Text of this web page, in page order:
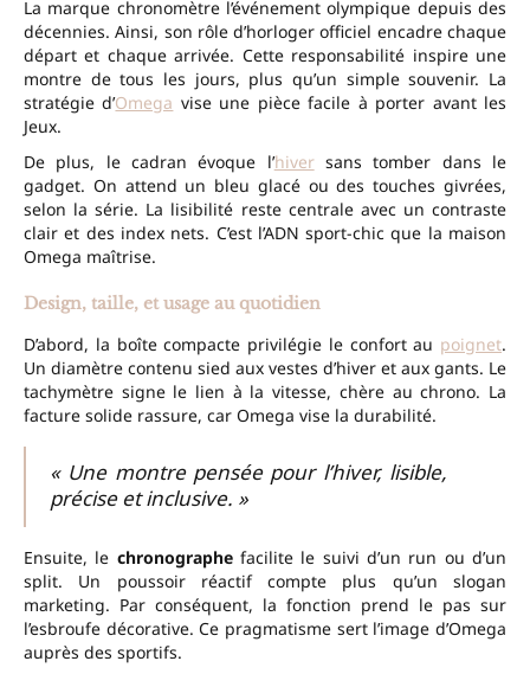
La marque chronomètre l’événement olympique depuis des
décennies. Ainsi, son rôle d’horloger officiel encadre chaque
départ et chaque arrivée. Cette responsabilité inspire une
montre de tous les jours, plus qu’un simple souvenir. La
stratégie d’Omega vise une pièce facile à porter avant les
Jeux.
De plus, le cadran évoque l’hiversans tomber dans le
gadget. On attend un bleu glacé ou des touches givrées,
selon la série. La lisibilité reste centrale avec un contraste
clair et des index nets. C’est l’ADN sport-chic que la maison
Omega maîtrise.
Design, taille, et usage au quotidien
D’abord, la boîte compacte privilégie le confort au poignet.
Un diamètre contenu sied aux vestes d’hiver et aux gants. Le
tachymètre signe le lien à la vitesse, chère au chrono. La
facture solide rassure, car Omega vise la durabilité.
« Une montre pensée pour l’hiver, lisible,
précise et inclusive. »
Ensuite, le chronographefacilite le suivi d’un run ou d’un
split. Un poussoir réactif compte plus qu’un slogan
marketing. Par conséquent, la fonction prend le pas sur
l’esbroufe décorative. Ce pragmatisme sert l’image d’Omega
auprès des sportifs.